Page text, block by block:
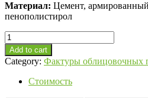
Материал: Цемент,
пенополистирол
Каламит
quantity
Add to cart
Category: Фактуры облицовочных
Стоимость